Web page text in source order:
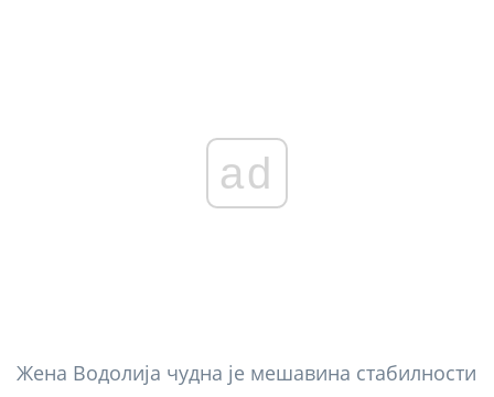
ad
Жена Водолија чудна је мешавина стабилности